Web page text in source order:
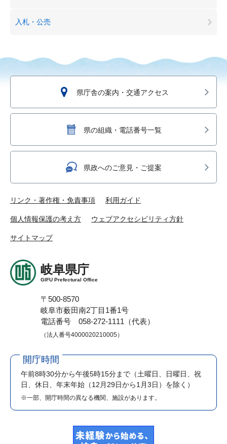
入札・公売
県庁舎の案内・交通アクセス
県の組織・電話番号一覧
県政へのご意見・ご提案
リンク・著作権・免責事項 利用ガイド
個人情報保護の考え方 ウェブアクセシビリティ方針
サイトマップ
岐阜県庁
GIFU Prefectural Office
〒500-8570
岐阜市薮田南2丁目1番1号
電話番号 058-272-1111（代表）
（法人番号4000020210005）
開庁時間
午前8時30分から午後5時15分まで （土曜日、日曜日、祝
日、休日、年末年始（12月29日から1月3日）を除く）
※一部、開庁時間の異なる機関、施設があります。